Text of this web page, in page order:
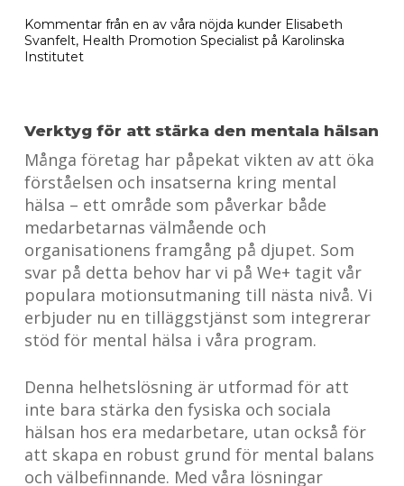
Kommentar från en av våra nöjda kunder Elisabeth
Svanfelt, Health Promotion Specialist på Karolinska
Institutet
Verktyg för att stärka den mentala hälsan
Många företag har påpekat vikten av att öka
förståelsen och insatserna kring mental
hälsa – ett område som påverkar både
medarbetarnas välmående och
organisationens framgång på djupet. Som
svar på detta behov har vi på We+ tagit vår
populara motionsutmaning till nästa nivå. Vi
erbjuder nu en tilläggstjänst som integrerar
stöd för mental hälsa i våra program.
Denna helhetslösning är utformad för att
inte bara stärka den fysiska och sociala
hälsan hos era medarbetare, utan också för
att skapa en robust grund för mental balans
och välbefinnande. Med våra lösningar